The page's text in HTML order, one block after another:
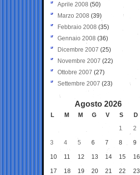
Aprile 2008 (50)
Marzo 2008 (39)
Febbraio 2008 (35)
Gennaio 2008 (36)
Dicembre 2007 (25)
Novembre 2007 (22)
Ottobre 2007 (27)
Settembre 2007 (23)
Agosto 2026
L M M G V S
D
1
2
3 4 5 6 7 8 9
10 11 12 13 14 15 16
17 18 19 20 21 22 23